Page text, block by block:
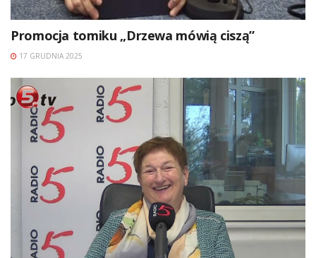
Promocja tomiku „Drzewa mówią ciszą”
17 GRUDNIA 2025